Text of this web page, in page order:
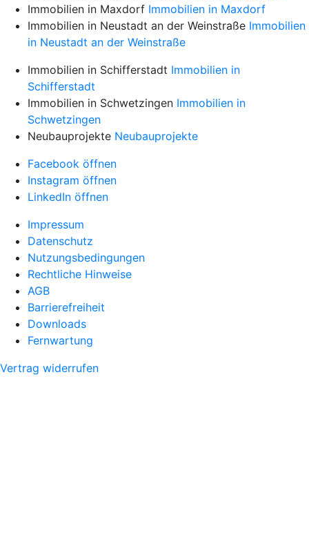
Immobilien in Maxdorf Immobilien in Maxdorf
Immobilien in Neustadt an der Weinstraße Immobilien
in Neustadt an der Weinstraße
Immobilien in Schifferstadt Immobilien in
Schifferstadt
Immobilien in Schwetzingen Immobilien in
Schwetzingen
Neubauprojekte Neubauprojekte
Facebook öffnen
Instagram öffnen
LinkedIn öffnen
Impressum
Datenschutz
Nutzungsbedingungen
Rechtliche Hinweise
AGB
Barrierefreiheit
Downloads
Fernwartung
Vertrag widerrufen